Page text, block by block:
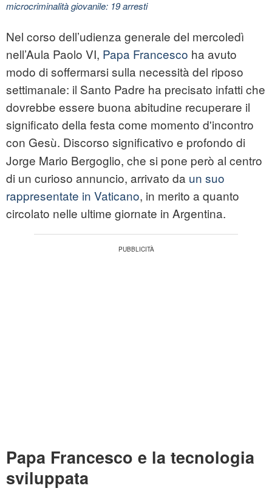
microcriminalità giovanile: 19 arresti
Nel corso dell’udienza generale del mercoledì
nell’Aula Paolo VI, Papa Francesco ha avuto
modo di soffermarsi sulla necessità del riposo
settimanale: il Santo Padre ha precisato infatti che
dovrebbe essere buona abitudine recuperare il
significato della festa come momento d'incontro
con Gesù. Discorso significativo e profondo di
Jorge Mario Bergoglio, che si pone però al centro
di un curioso annuncio, arrivato da un suo
rappresentate in Vaticano, in merito a quanto
circolato nelle ultime giornate in Argentina.
Papa Francesco e la tecnologia
sviluppata